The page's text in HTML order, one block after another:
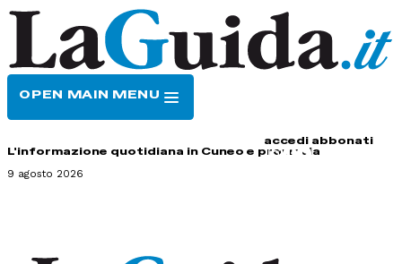
OPEN MAIN MENU
accedi abbonati
L'informazione quotidiana in Cuneo e provincia
9 agosto 2026